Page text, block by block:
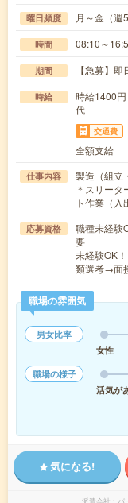
曜日頻度 月～金（
時間 08:10～
期間 【急募】
時給
時給1400
代
交通費
全額支給
仕事内容
製造（組立
＊スリー
ト作業（
応募資格
職種未経験
要
未経験OK
類選考→面
職場の雰囲気
男女比率
女性
職場の様子
活気が
気になる!